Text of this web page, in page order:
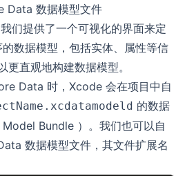
Data 数据模型文件
们提供了一个可视化的界面来定
数据模型，包括实体、属性等信
直观地构建数据模型。
Data 时，Xcode 会在项目中自
的数据
Bundle ）。我们也可以自
数据模型文件，其文件扩展名